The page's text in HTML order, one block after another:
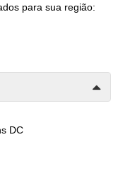
para sua região:
DC